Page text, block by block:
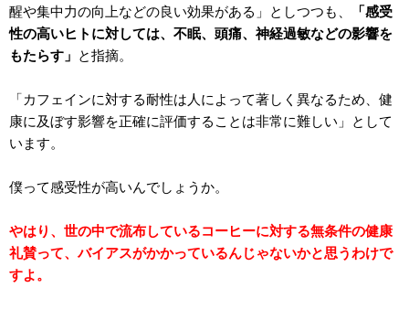
醒や集中力の向上などの良い効果がある」としつつも、
「感受
性の高いヒトに対しては、不眠、頭痛、神経過敏などの影響を
もたらす」 と指摘。
「カフェインに対する耐性は人によって著しく異なるため、健
康に及ぼす影響を正確に評価することは非常に難しい」として
います。
僕って感受性が高いんでしょうか。
やはり、世の中で流布しているコーヒーに対する無条件の健康
礼賛って、バイアスがかかっているんじゃないかと思うわけで
すよ。